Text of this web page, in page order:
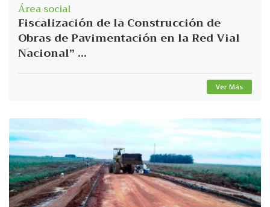
Área social
Fiscalización de la Construcción de
Obras de Pavimentación en la Red Vial
Nacional” ...
Ver Más